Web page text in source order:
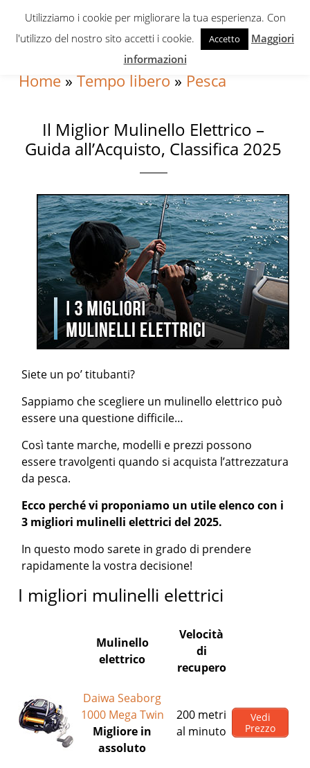
Skip
navigation
Skip
Skip
sidebar
Home »Tempo libero » Pesca
Il Miglior Mulinello Elettrico –
Guida all’Acquisto, Classifica 2025
Siete un po’ titubanti?
Sappiamo che scegliere un mulinello elettrico può
essere una questione difficile…
Così tante marche, modelli e prezzi possono
essere travolgenti quando si acquista l’attrezzatura
da pesca.
Ecco perché vi proponiamo un utile elenco con i
3 migliori mulinelli elettrici del 2025.
In questo modo sarete in grado di prendere
rapidamente la vostra decisione!
I migliori mulinelli elettrici
Mulinello
elettrico
Velocità
di
recupero
Daiwa Seaborg
1000 Mega Twin
Migliore in
assoluto
200 metri
al minuto
Vedi
Prezzo
Utilizziamo i cookie per migliorare la tua esperienza. Con
l'utilizzo del nostro sito accetti i cookie.
Accetto
Maggiori
informazioni